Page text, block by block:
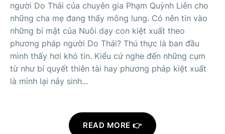
người Do Thái của chuyên gia Phạm Quỳnh Liên cho
những cha mẹ đang thấy mông lung. Có nên tin vào
những bí mật của Nuôi dạy con kiệt xuất theo
phương pháp người Do Thái? Thú thực là ban đầu
mình thấy hơi khó tin. Kiểu cứ nghe đến những cụm
từ như bí quyết thiên tài hay phương pháp kiệt xuất
là mình lại nảy sinh...
READ MORE 👉